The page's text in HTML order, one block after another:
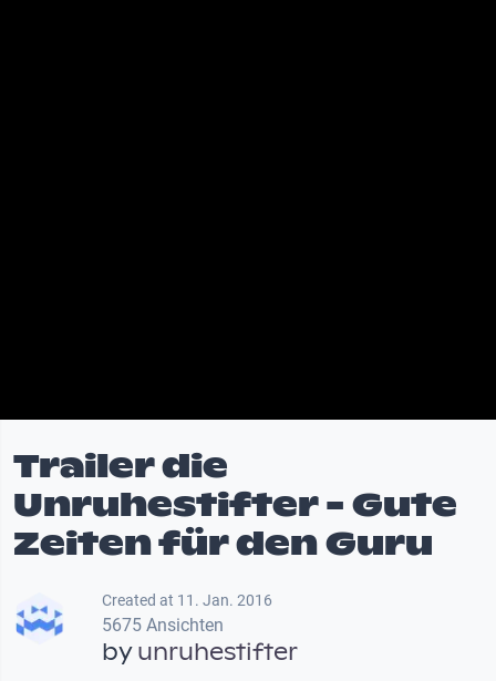
Trailer die
Unruhestifter - Gute
Zeiten für den Guru
Created at 11. Jan. 2016
5675 Ansichten
byunruhestifter